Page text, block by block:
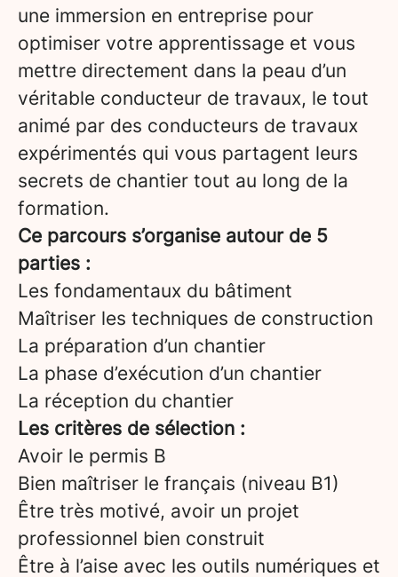
une immersion en entreprise pour
optimiser votre apprentissage et vous
mettre directement dans la peau d’un
véritable conducteur de travaux, le tout
animé par des conducteurs de travaux
expérimentés qui vous partagent leurs
secrets de chantier tout au long de la
formation.
Ce parcours s’organise autour de 5
parties :
Les fondamentaux du bâtiment
Maîtriser les techniques de construction
La préparation d’un chantier
La phase d’exécution d’un chantier
La réception du chantier
Les critères de sélection :
Avoir le permis B
Bien maîtriser le français (niveau B1)
Être très motivé, avoir un projet
professionnel bien construit
Être à l’aise avec les outils numériques et